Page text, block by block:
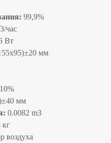
99,9%
час
Вт
мм
мм
0.0082 m3
кг
воздуха